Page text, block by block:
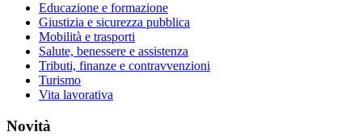
Educazione e formazione
Giustizia e sicurezza pubblica
Mobilità e trasporti
Salute, benessere e assistenza
Tributi, finanze e contravvenzioni
Turismo
Vita lavorativa
Novità